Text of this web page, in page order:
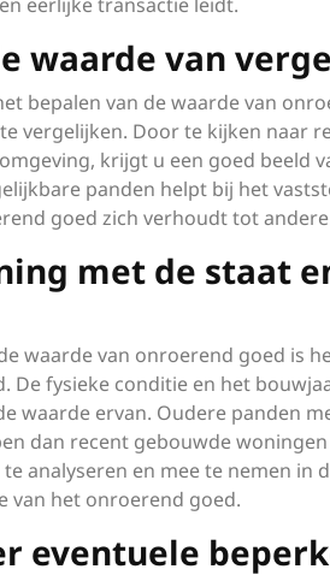
waarde van
bepalen van de waarde van
vergelijken. Door te kijken naar
krijgt u een goed beeld
panden helpt bij het
goed zich verhoudt tot
met de staat
waarde van onroerend goed is
De fysieke conditie en het
waarde ervan. Oudere panden
dan recent gebouwde
analyseren en mee te nemen in
van het onroerend goed.
eventuele